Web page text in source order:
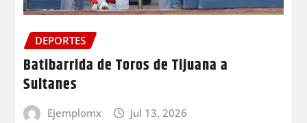
DEPORTES
Batibarrida de Toros de Tijuana a
Sultanes
Ejemplomx Jul 13, 2026